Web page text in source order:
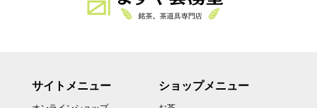
サイトメニュー ショップメニュー